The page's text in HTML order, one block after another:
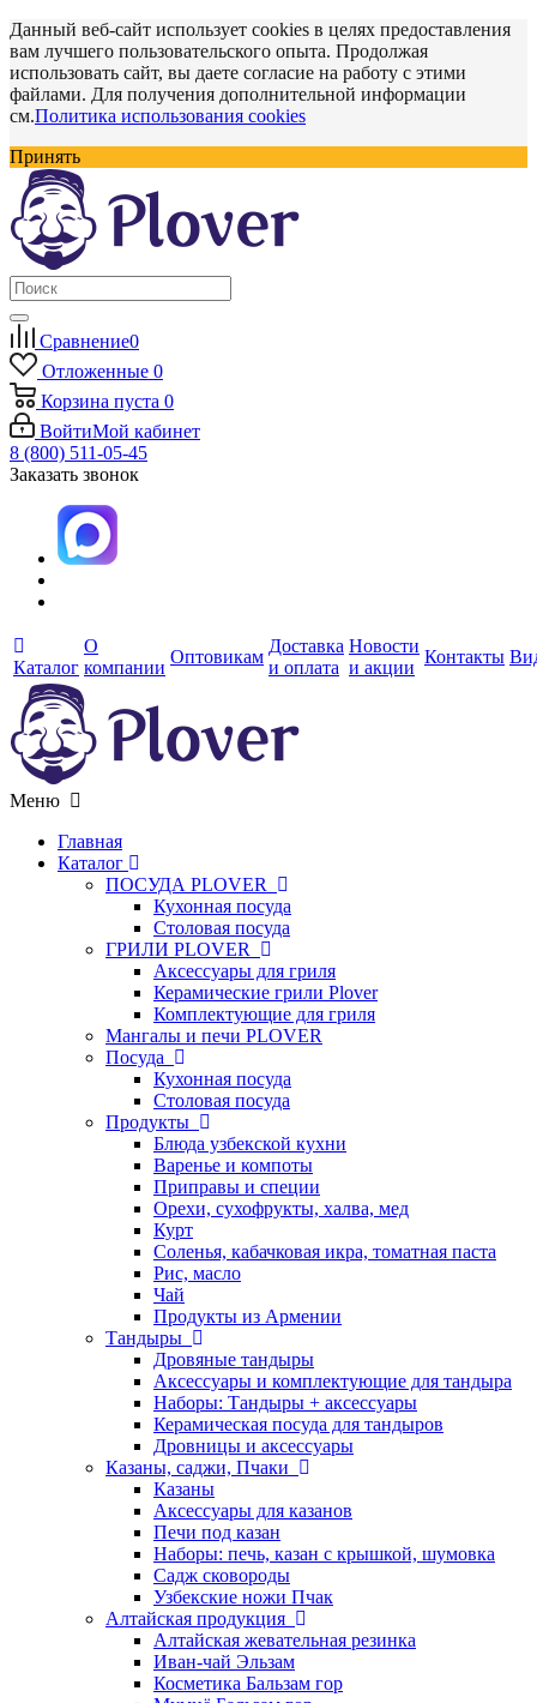
Данный веб-сайт использует cookies в целях предоставления
вам лучшего пользовательского опыта. Продолжая
использовать сайт, вы даете согласие на работу с этими
файлами. Для получения дополнительной информации
см.Политика использования cookies
Принять
Сравнение0
Отложенные 0
Корзина пуста 0
ВойтиМой кабинет
8 (800) 511-05-45
Заказать звонок
Каталог
О
компании
Оптовикам
Доставка
и оплата
Новости
и акции
Контакты
Меню
Главная
Каталог
ПОСУДА PLOVER
Кухонная посуда
Столовая посуда
ГРИЛИ PLOVER
Аксессуары для гриля
Керамические грили Plover
Комплектующие для гриля
Мангалы и печи PLOVER
Посуда
Кухонная посуда
Столовая посуда
Продукты
Блюда узбекской кухни
Варенье и компоты
Приправы и специи
Орехи, сухофрукты, халва, мед
Курт
Соленья, кабачковая икра, томатная паста
Рис, масло
Чай
Продукты из Армении
Тандыры
Дровяные тандыры
Аксессуары и комплектующие для тандыра
Наборы: Тандыры + аксессуары
Керамическая посуда для тандыров
Дровницы и аксессуары
Казаны, саджи, Пчаки
Казаны
Аксессуары для казанов
Печи под казан
Наборы: печь, казан с крышкой, шумовка
Садж сковороды
Узбекские ножи Пчак
Алтайская продукция
Алтайская жевательная резинка
Иван-чай Эльзам
Косметика Бальзам гор